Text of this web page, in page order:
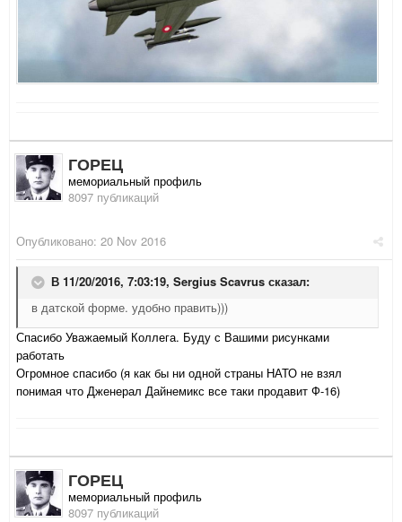
ГОРЕЦ
мемориальный профиль
8097 публикаций
Опубликовано: 20 Nov 2016
В 11/20/2016, 7:03:19, Sergius Scavrus сказал:
в датской форме. удобно править)))
Спасибо Уважаемый Коллега. Буду с Вашими рисунками
работать
Огромное спасибо (я как бы ни одной страны НАТО не взял
понимая что Дженерал Дайнемикс все таки продавит Ф-16)
ГОРЕЦ
мемориальный профиль
8097 публикаций